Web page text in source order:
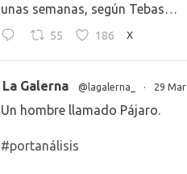
unas semanas, según Tebas…
55 186 X
La Galerna @lagalerna_ · 29 Mar
Un hombre llamado Pájaro.
#portanálisis